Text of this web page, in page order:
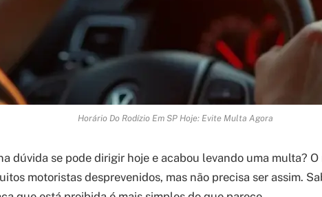
Horário Do Rodízio Em SP Hoje: Evite Multa Agora
dúvida se pode dirigir hoje e acabou levando uma multa? O
motoristas desprevenidos, mas não precisa ser assim.